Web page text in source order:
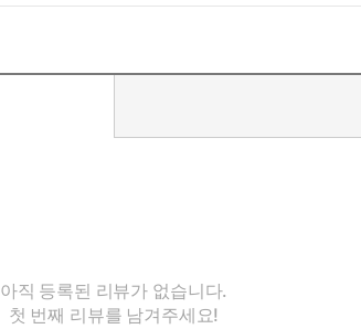
아직 등록된 리뷰가 없습니다.
첫 번째 리뷰를 남겨주세요!